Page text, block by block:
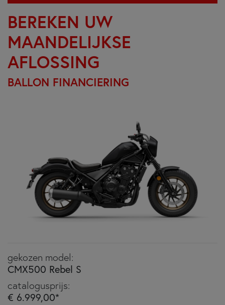
BEREKEN UW
MAANDELIJKSE
AFLOSSING
BALLON FINANCIERING
gekozen model:
CMX500 Rebel S
catalogusprijs:
€ 6.999,00*